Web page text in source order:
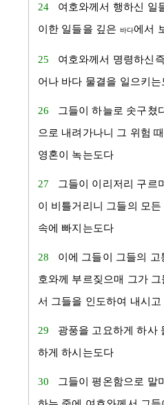
24 여호와께서 행하신 일
이한 일들을 깊은 바다에서
25 여호와께서 명령하신
어나 바다 물결을 일으키는
26
그들이 하늘로 솟구쳤
으로 내려가나니 그 위험
영혼이 녹는도다
27
그들이 이리저리 구르
이 비틀거리니 그들의 모
속에 빠지는도다
28 이에 그들이 그들의 고
호와께 부르짖으매 그가 그
서 그들을 인도하여 내시고
29 광풍을 고요하게 하사
하게 하시는도다
30
그들이 평온함으로 말